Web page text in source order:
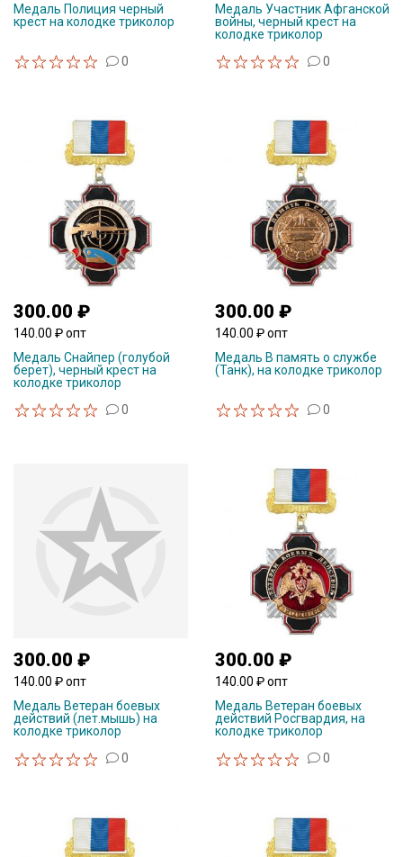
Медаль Полиция черный
крест на колодке триколор
0
Медаль Участник Афганской
войны, черный крест на
колодке триколор
0
300.00 ₽
140.00 ₽ опт
Медаль Снайпер (голубой
берет), черный крест на
колодке триколор
0
300.00 ₽
140.00 ₽ опт
Медаль В память о службе
(Танк), на колодке триколор
0
300.00 ₽
140.00 ₽ опт
Медаль Ветеран боевых
действий (лет.мышь) на
колодке триколор
0
300.00 ₽
140.00 ₽ опт
Медаль Ветеран боевых
действий Росгвардия, на
колодке триколор
0